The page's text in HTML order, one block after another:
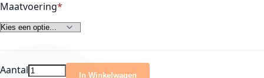
Maatvoering
Aantal In Winkelwagen